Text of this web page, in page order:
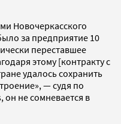
Новочеркасского
за предприятие 10
переставшее
этому [контракту с
удалось сохранить
— судя по
он не сомневается в